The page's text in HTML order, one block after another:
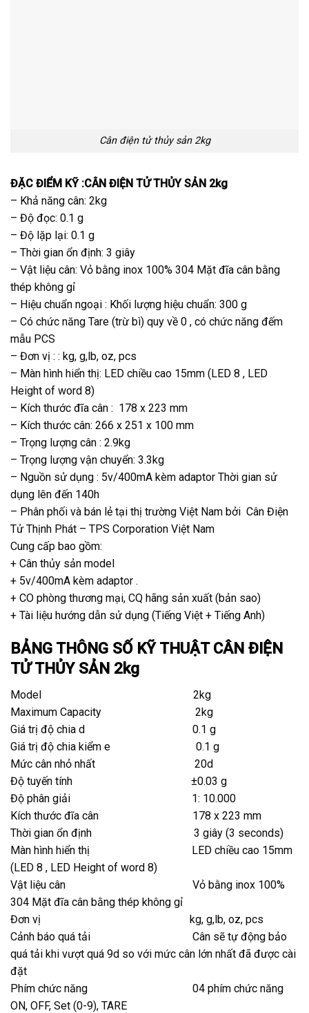
Cân điện tử thủy sản 2kg
ĐẶC ĐIỂM KỸ :CÂN ĐIỆN TỬ THỦY SẢN 2kg
– Khả năng cân: 2kg
– Độ đọc: 0.1 g
– Độ lặp lại: 0.1 g
– Thời gian ổn định: 3 giây
– Vật liệu cân: Vỏ bằng inox 100% 304 Mặt đĩa cân bằng
thép không gỉ
– Hiệu chuẩn ngoại : Khối lượng hiệu chuẩn: 300 g
– Có chức năng Tare (trừ bì) quy về 0 , có chức năng đếm
mẫu PCS
– Đơn vị : : kg, g,lb, oz, pcs
– Màn hình hiển thị: LED chiều cao 15mm (LED 8 , LED
Height of word 8)
– Kích thước đĩa cân : 178 x 223 mm
– Kích thước cân: 266 x 251 x 100 mm
– Trọng lượng cân : 2.9kg
– Trọng lượng vận chuyển: 3.3kg
– Nguồn sử dụng : 5v/400mA kèm adaptor Thời gian sử
dụng lên đến 140h
– Phân phối và bán lẻ tại thị trường Việt Nam bởi Cân Điện
Tử Thịnh Phát – TPS Corporation Việt Nam
Cung cấp bao gồm:
+ Cân thủy sản model
+ 5v/400mA kèm adaptor .
+ CO phòng thương mại, CQ hãng sản xuất (bản sao)
+ Tài liệu hướng dẫn sử dụng (Tiếng Việt + Tiếng Anh)
BẢNG THÔNG SỐ KỸ THUẬT CÂN ĐIỆN
TỬ THỦY SẢN 2kg
Model 2kg
Maximum Capacity 2kg
Giá trị độ chia d 0.1 g
Giá trị độ chia kiểm e 0.1 g
Mức cân nhỏ nhất 20d
Độ tuyến tính ±0.03 g
Độ phân giải 1: 10.000
Kích thước đĩa cân 178 x 223 mm
Thời gian ổn định 3 giây (3 seconds)
Màn hình hiển thị LED chiều cao 15mm
(LED 8 , LED Height of word 8)
Vật liệu cân Vỏ bằng inox 100%
304 Mặt đĩa cân bằng thép không gỉ
Đơn vị kg, g,lb, oz, pcs
Cảnh báo quá tải Cân sẽ tự động bảo
quá tải khi vượt quá 9d so với mức cân lớn nhất đã được cài
đặt
Phím chức năng 04 phím chức năng
ON, OFF, Set (0-9), TARE